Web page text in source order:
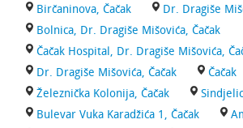
Birčaninova, Čačak
Dr. Dragiše
Bolnica, Dr. Dragiše Mišovića, Čačak
Čačak Hospital, Dr. Dragiše Mišovića,
Dr. Dragiše Mišovića, Čačak
Čačak
Železnička Kolonija, Čačak
Bulevar Vuka Karadžića 1, Čačak